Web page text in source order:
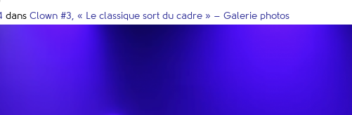
dans Clown #3, « Le classique sort du cadre » – Galerie photos